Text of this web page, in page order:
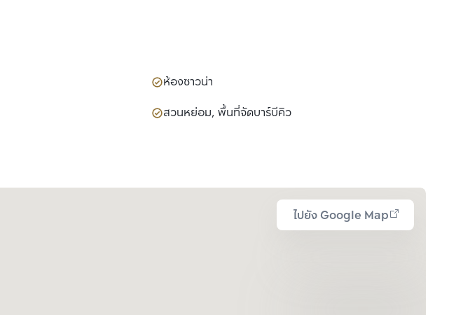
ห้องซาวน่า
สวนหย่อม, พื้นที่จัดบาร์บีคิว
ไปยัง Google Map